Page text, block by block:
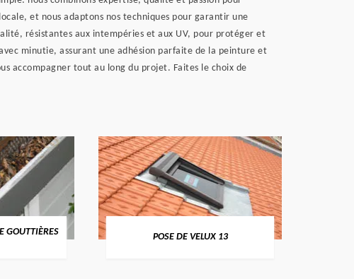
et nous adaptons nos techniques pour garantir une
résistantes aux intempéries et aux UV, pour protéger et
minutie, assurant une adhésion parfaite de la peinture et
accompagner tout au long du projet. Faites le choix de
GOUTTIÈRES
POSE DE VELUX 13